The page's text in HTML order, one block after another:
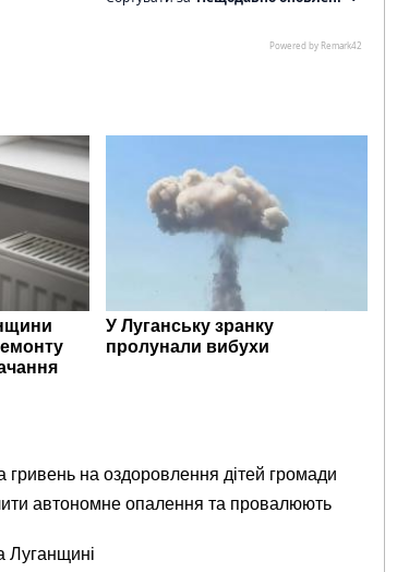
У Луганську зранку
пролунали вибухи
на оздоровлення дітей громади
автономне опалення та провалюють
Луганщині